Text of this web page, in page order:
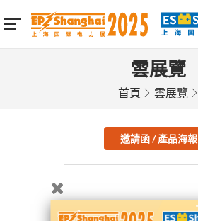
雲展覽
首頁 雲展覽
邀請函 / 產品海報